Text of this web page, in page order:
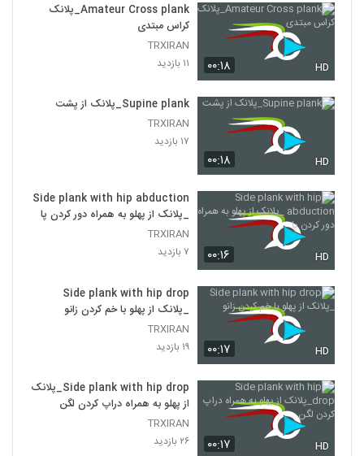
۰۰:۱۸ HD
Amateur Cross plank_پلانک
کراس مبتدی
TRXIRAN
۱۱ بازدید
۰۰:۱۸ HD
Supine plank_پلانک از پشت
TRXIRAN
۱۷ بازدید
۰۰:۱۶ HD
Side plank with hip abduction
_پلانک از پهلو به همراه دور کردن پا
TRXIRAN
۷ بازدید
۰۰:۱۷ HD
Side plank with hip drop
_پلانک از پهلو با خم کردن زانو
TRXIRAN
۱۹ بازدید
۰۰:۱۷ HD
Side plank with hip drop_پلانک
از پهلو به همراه دراپ کردن لگن
TRXIRAN
۲۶ بازدید